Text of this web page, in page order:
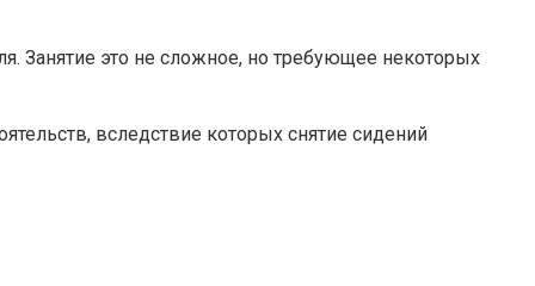
Занятие это не сложное, но требующее некоторых
вследствие которых снятие сидений